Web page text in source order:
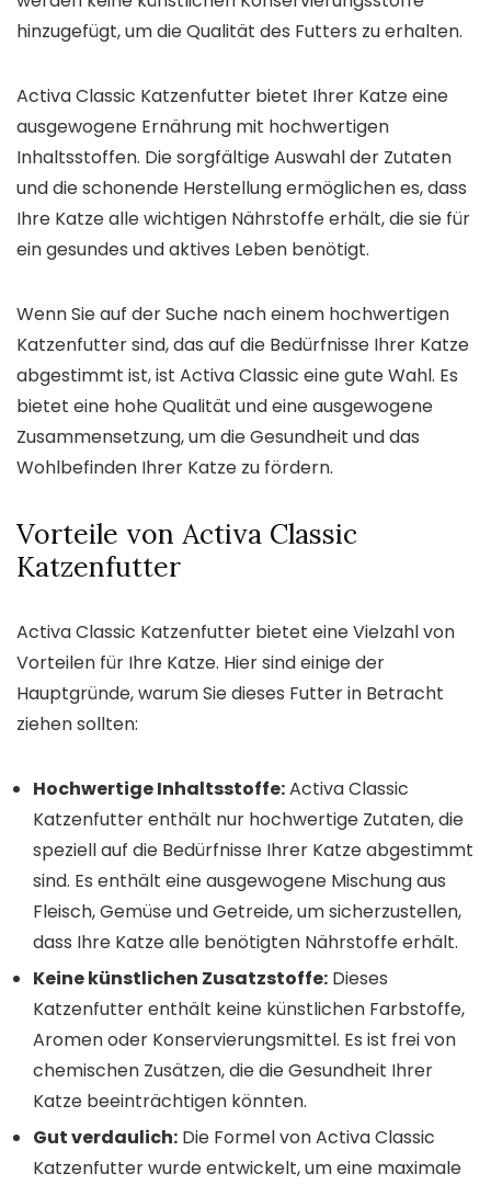
hinzugefügt, um die Qualität des Futters zu erhalten.
Activa Classic Katzenfutter bietet Ihrer Katze eine
ausgewogene Ernährung mit hochwertigen
Inhaltsstoffen. Die sorgfältige Auswahl der Zutaten
und die schonende Herstellung ermöglichen es, dass
Ihre Katze alle wichtigen Nährstoffe erhält, die sie für
ein gesundes und aktives Leben benötigt.
Wenn Sie auf der Suche nach einem hochwertigen
Katzenfutter sind, das auf die Bedürfnisse Ihrer Katze
abgestimmt ist, ist Activa Classic eine gute Wahl. Es
bietet eine hohe Qualität und eine ausgewogene
Zusammensetzung, um die Gesundheit und das
Wohlbefinden Ihrer Katze zu fördern.
Vorteile von Activa Classic
Katzenfutter
Activa Classic Katzenfutter bietet eine Vielzahl von
Vorteilen für Ihre Katze. Hier sind einige der
Hauptgründe, warum Sie dieses Futter in Betracht
ziehen sollten:
Hochwertige Inhaltsstoffe:Activa Classic
Katzenfutter enthält nur hochwertige Zutaten, die
speziell auf die Bedürfnisse Ihrer Katze abgestimmt
sind. Es enthält eine ausgewogene Mischung aus
Fleisch, Gemüse und Getreide, um sicherzustellen,
dass Ihre Katze alle benötigten Nährstoffe erhält.
Keine künstlichen Zusatzstoffe: Dieses
Katzenfutter enthält keine künstlichen Farbstoffe,
Aromen oder Konservierungsmittel. Es ist frei von
chemischen Zusätzen, die die Gesundheit Ihrer
Katze beeinträchtigen könnten.
Gut verdaulich: Die Formel von Activa Classic
Katzenfutter wurde entwickelt, um eine maximale